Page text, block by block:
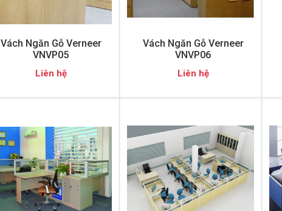
Vách Ngăn Gỗ Verneer
VNVP05
Liên hệ
Vách Ngăn Gỗ Verneer
VNVP06
Liên hệ